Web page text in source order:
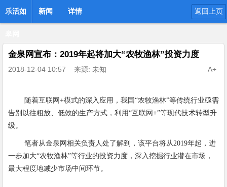
乐活如 新闻 详情 返回上页
金泉网宣布：2019年起将加大“农牧渔林”投资力度
2018-12-04 10:57 来源: 未知 A+
随着互联网 +模式的深入应用，我国 “农牧渔林”等传统行业亟需
告别以往粗放、低效的生产方式，利用“互联网 +”等现代技术转型升
级。
笔者从金泉网相关负责人处了解到，该平台将从2019年起，进
一步加大“农牧渔林”等行业的投资力度，深入挖掘行业潜在市场，
最大程度地减少市场中间环节。